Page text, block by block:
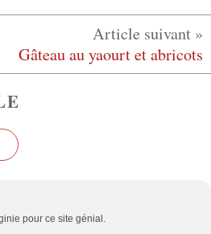
Gâteau au yaourt et abricots
pour ce site génial.